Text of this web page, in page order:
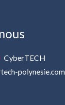
CyberTECH
polynesie.com